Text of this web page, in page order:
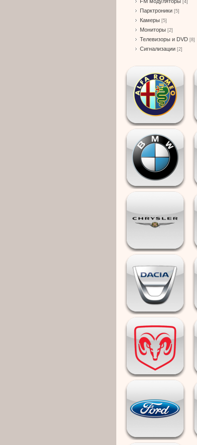
[4]
Парктроники [5]
Камеры [5]
Мониторы [2]
Телевизоры и DVD [8]
Сигнализации [2]